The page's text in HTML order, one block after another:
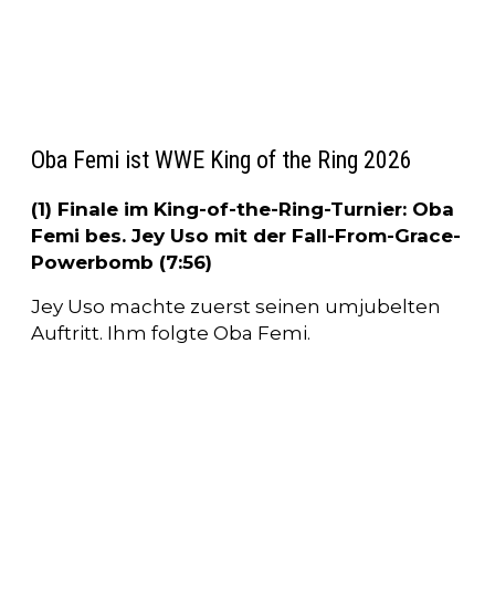
Oba Femi ist WWE King of the Ring 2026
(1) Finale im King-of-the-Ring-Turnier: Oba
Femi bes. Jey Uso mit der Fall-From-Grace-
Powerbomb (7:56)
Jey Uso machte zuerst seinen umjubelten
Auftritt. Ihm folgte Oba Femi.